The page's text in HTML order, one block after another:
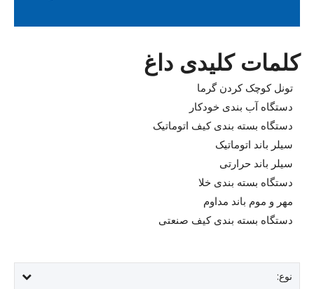
کلمات کلیدی داغ
تونل کوچک کردن گرما
دستگاه آب بندی خودکار
دستگاه بسته بندی کیف اتوماتیک
سیلر باند اتوماتیک
سیلر باند حرارتی
دستگاه بسته بندی خلا
مهر و موم باند مداوم
دستگاه بسته بندی کیف صنعتی
نوع: